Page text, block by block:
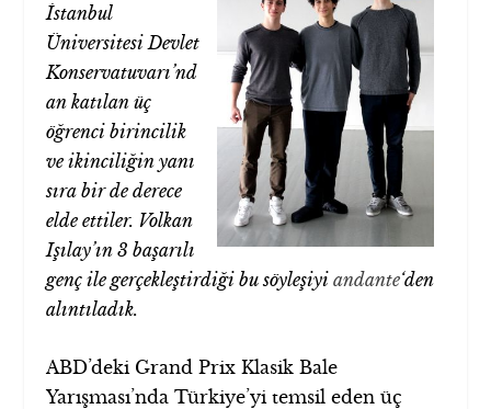
İstanbul
Üniversitesi Devlet
Konservatuvarı’nd
an katılan üç
öğrenci birincilik
ve ikinciliğin yanı
sıra bir de derece
elde ettiler. Volkan
Işılay’ın 3 başarılı
genç ile gerçekleştirdiği bu söyleşiyiandante‘den
alıntıladık.
ABD’deki Grand Prix Klasik Bale
Yarışması’nda Türkiye’yi temsil eden üç